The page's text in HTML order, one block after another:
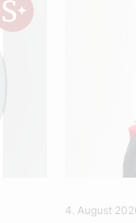
4. August